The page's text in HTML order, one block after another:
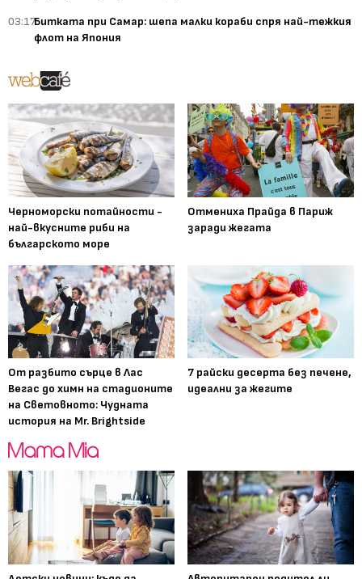
03:17Битката при Самар: шепа малки кораби спря най-тежкия
флот на Япония
Черноморски потайности -
най-вкусните риби на
българското море
Отмениха Прайда в Париж
заради жегата
От разбито сърце в Лас
Вегас до химн на стадионите
на Световното: Чудната
история на Mr. Brightside
7 райски десерта без печене,
идеални за жегите